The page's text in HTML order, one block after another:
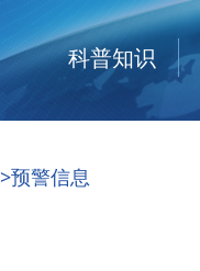
科普知识
>预警信息